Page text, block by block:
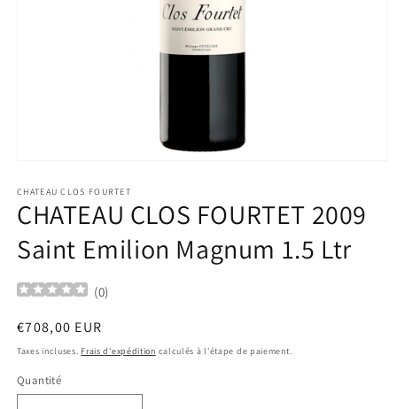
média
1
dans
fenêtre
modale
CHATEAU CLOS FOURTET
CHATEAU CLOS FOURTET 2009
Saint Emilion Magnum 1.5 Ltr
(0)
Prix
habituel
€708,00 EUR
Taxes incluses. Frais d'expédition calculés à l'étape de paiement.
Quantité